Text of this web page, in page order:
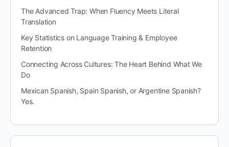
The Advanced Trap: When Fluency Meets Literal
Translation
Key Statistics on Language Training & Employee
Retention
Connecting Across Cultures: The Heart Behind What We
Do
Mexican Spanish, Spain Spanish, or Argentine Spanish?
Yes.